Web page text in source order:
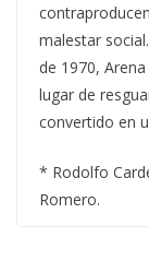
malestar
de 1970,
lugar de
convertido en
* Rodolfo
Romero.